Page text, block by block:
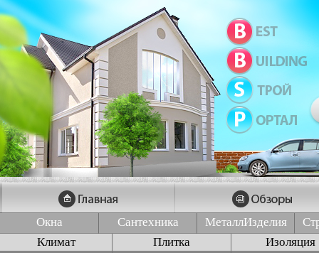
Окна Сантехника МеталлИзделия
Климат
Плитка Изоляция